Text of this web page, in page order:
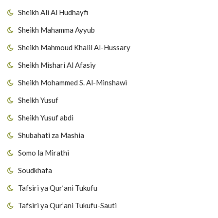
Sheikh Ali Al Hudhayfi
Sheikh Mahamma Ayyub
Sheikh Mahmoud Khalil Al-Hussary
Sheikh Mishari Al Afasiy
Sheikh Mohammed S. Al-Minshawi
Sheikh Yusuf
Sheikh Yusuf abdi
Shubahati za Mashia
Somo la Mirathi
Soudkhafa
Tafsiri ya Qur’ani Tukufu
Tafsiri ya Qur’ani Tukufu-Sauti